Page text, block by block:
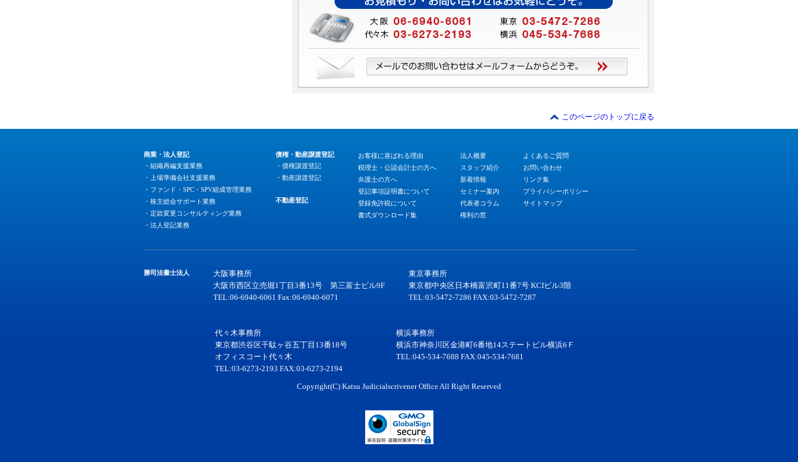
このページのトップに戻る
商業・法人登記
・組織再編支援業務
・上場準備会社支援業務
・ファンド・SPC・SPV組成管理業務
・株主総会サポート業務
・定款変更コンサルティング業務
・法人登記業務
債権・動産譲渡登記
・債権譲渡登記
・動産譲渡登記
不動産登記
お客様に喜ばれる理由
税理士・公認会計士の方へ
弁護士の方へ
登記事項証明書について
登録免許税について
書式ダウンロード集
法人概要
スタッフ紹介
新着情報
セミナー案内
代表者コラム
権利の窓
よくあるご質問
お問い合わせ
リンク集
プライバシーポリシー
サイトマップ
勝司法書士法人
大阪事務所
大阪市西区立売堀1丁目3番13号 第三富士ビル9F
TEL:06-6940-6061 Fax:06-6940-6071
東京事務所
東京都中央区日本橋富沢町11番7号 KCIビル3階
TEL:03-5472-7286 FAX:03-5472-7287
代々木事務所
東京都渋谷区千駄ヶ谷五丁目13番18号
オフィスコート代々木
TEL:03-6273-2193 FAX:03-6273-2194
横浜事務所
横浜市神奈川区金港町6番地14ステートビル横浜6Ｆ
TEL:045-534-7688 FAX:045-534-7681
Copyright(C) Katsu Judicialscrivener Office All Right Reserved